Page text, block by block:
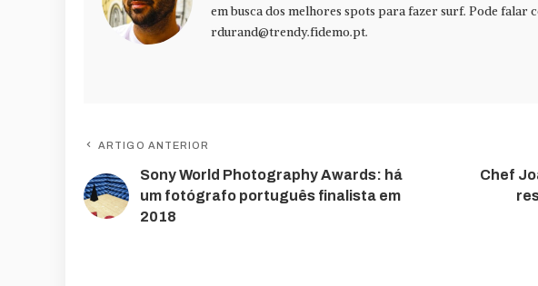
em busca dos melhores spots para fazer surf. Pode falar
rdurand@trendy.fidemo.pt.
ARTIGO ANTERIOR
Sony World Photography Awards: há
um fotógrafo português finalista em
2018
Chef